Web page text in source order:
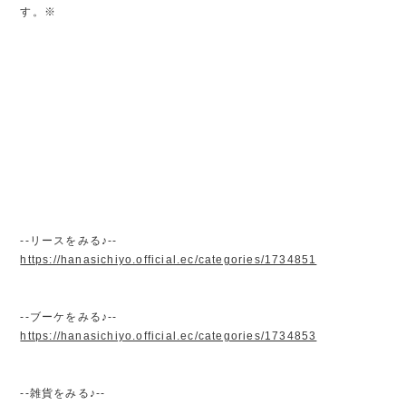
す。※
--リースをみる♪--
https://hanasichiyo.official.ec/categories/1734851
--ブーケをみる♪--
https://hanasichiyo.official.ec/categories/1734853
--雑貨をみる♪--